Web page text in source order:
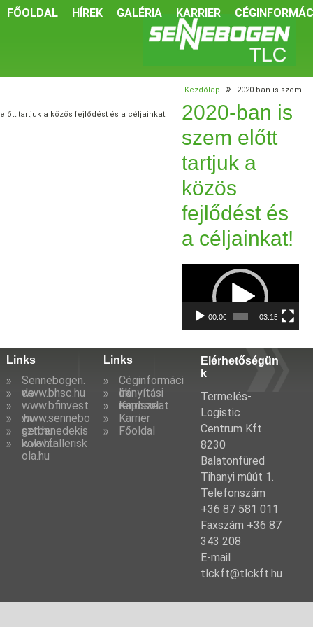
FŐOLDAL HÍREK GALÉRIA KARRIER
Kezdőlap » 2020-ban is szem
előtt tartjuk a közös fejlődést és a céljainkat!
2020-ban is
szem előtt
tartjuk a
közös
fejlődést és
a céljainkat!
Video
00:00 03:15
Links
Sennebogen.
de
www.bhsc.hu
www.bfinvest
.hu
www.sennebo
gen.hu
sztbenedekis
kola.hu
www.fallerisk
ola.hu
Links
Céginformáci
ók
Irányítási
rendszer
Kapcsolat
Karrier
Főoldal
Elérhetőségün
k
Termelés-
Logistic
Centrum Kft
8230
Balatonfüred
Tihanyi mûút 1.
Telefonszám
+36 87 581 011
Faxszám +36 87
343 208
E-mail
tlckft@tlckft.hu